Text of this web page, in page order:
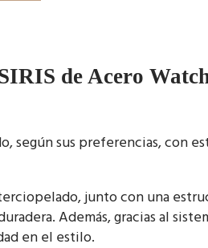
de Acero
según sus preferencias, con
junto con una
Además, gracias al
en el estilo.